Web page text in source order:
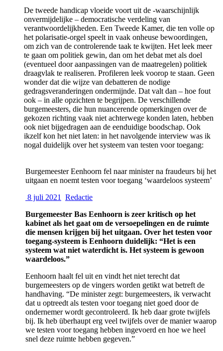
De tweede handicap vloeide voort uit de -waarschijnlijk
onvermijdelijke – democratische verdeling van
verantwoordelijkheden. Een Tweede Kamer, die ten volle op
het polarisatie-orgel speelt in vaak onheuse bewoordingen,
om zich van de controlerende taak te kwijten. Het leek meer
te gaan om politiek gewin, dan om het debat met als doel
(eventueel door aanpassingen van de maatregelen) politiek
draagvlak te realiseren. Profileren leek voorop te staan. Geen
wonder dat die wijze van debatteren de nodige
gedragsveranderingen ondermijnde. Dat valt dan – hoe fout
ook – in alle opzichten te begrijpen. De verschillende
burgemeesters, die hun nuancerende opmerkingen over de
gekozen richting vaak niet achterwege konden laten, hebben
ook niet bijgedragen aan de eenduidige boodschap. Ook
ikzelf kon het niet laten: in het navolgende interview was ik
nogal duidelijk over het systeem van testen voor toegang:
Burgemeester Eenhoorn fel naar minister na fraudeurs bij het
uitgaan en noemt testen voor toegang ‘waardeloos systeem’
8 juli 2021
Redactie
Burgemeester Bas Eenhoorn is zeer kritisch op het
kabinet als het gaat om de versoepelingen en de ruimte
die mensen krijgen bij het uitgaan. Over het testen voor
toegang-systeem is Eenhoorn duidelijk: “Het is een
systeem wat niet waterdicht is. Het systeem is gewoon
waardeloos.”
Eenhoorn haalt fel uit en vindt het niet terecht dat
burgemeesters op de vingers worden getikt wat betreft de
handhaving. “De minister zegt: burgemeesters, ik verwacht
dat u optreedt als testen voor toegang niet goed door de
ondernemer wordt gecontroleerd. Ik heb daar grote twijfels
bij. Ik heb überhaupt erg veel twijfels over de manier waarop
we testen voor toegang hebben ingevoerd en hoe we heel
snel deze ruimte hebben gegeven.”